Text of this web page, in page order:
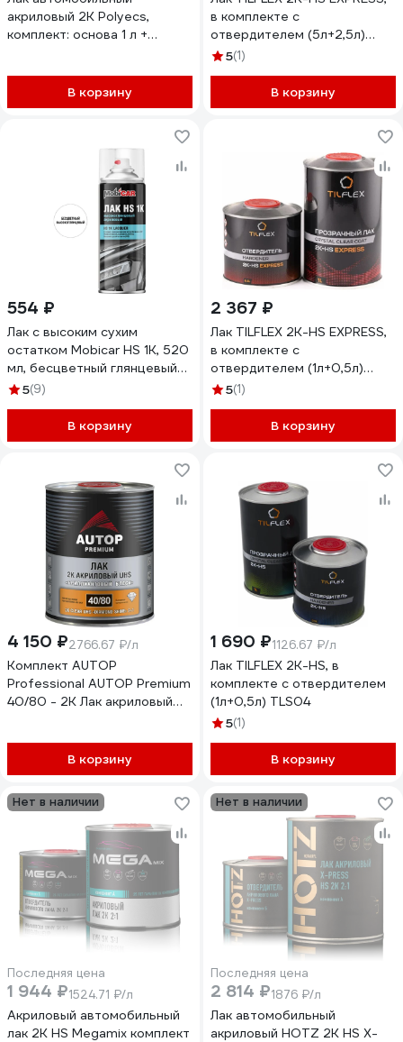
акриловый 2К Polyecs,
комплект: основа 1 л +
В корзину
в комплекте с
отвердителем (5л+2,5л)
TLS24
5(1)
В корзину
554 ₽
Лак с высоким сухим
остатком Mobicar HS 1К, 520
мл, бесцветный глянцевый
0564-00 MC
5(9)
В корзину
2 367 ₽
Лак TILFLEX 2K-HS EXPRESS,
в комплекте с
отвердителем (1л+0,5л)
TLS25
5(1)
В корзину
4 150 ₽2766.67 ₽/л
Комплект AUTOP
Professional AUTOP Premium
40/80 - 2K Лак акриловый
В корзину
1 690 ₽1126.67 ₽/л
Лак TILFLEX 2K-HS, в
комплекте с отвердителем
(1л+0,5л) TLS04
5(1)
В корзину
Нет в наличии
Последняя цена
1 944 ₽1524.71 ₽/л
Акриловый автомобильный
лак 2К HS Megamix комплект
Нет в наличии
Последняя цена
2 814 ₽1876 ₽/л
Лак автомобильный
акриловый HOTZ 2К HS X-